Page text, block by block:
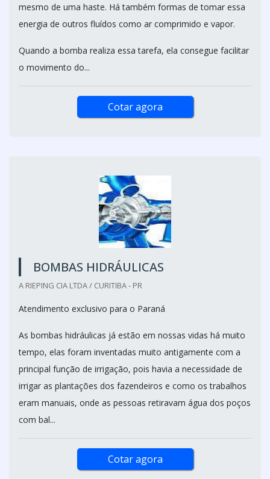
mesmo de uma haste. Há também formas de tomar essa
energia de outros fluídos como ar comprimido e vapor.
Quando a bomba realiza essa tarefa, ela consegue facilitar
o movimento do...
Cotar agora
BOMBAS HIDRÁULICAS
A RIEPING CIA LTDA / CURITIBA - PR
Atendimento exclusivo para o Paraná
As bombas hidráulicas já estão em nossas vidas há muito
tempo, elas foram inventadas muito antigamente com a
principal função de irrigação, pois havia a necessidade de
irrigar as plantações dos fazendeiros e como os trabalhos
eram manuais, onde as pessoas retiravam água dos poços
com bal...
Cotar agora